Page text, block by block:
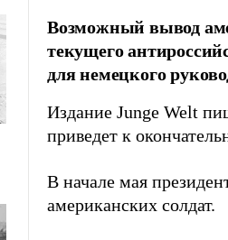
Возможный вывод
текущего
для немецкого
Издание Junge Welt
приведет к
В начале мая
американских солдат.